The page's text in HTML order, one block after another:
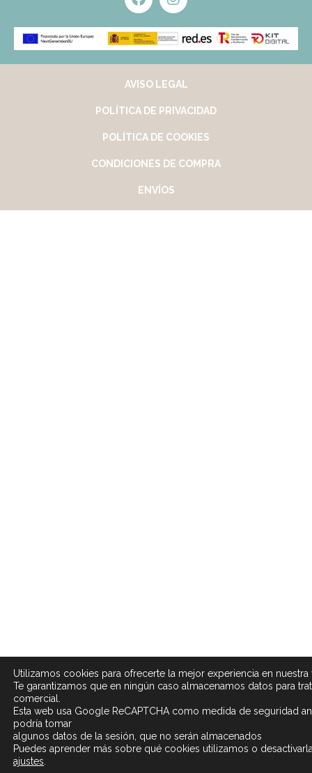
AVISO LEGAL
POLÍTICA DE PRIVACIDAD
POLÍTICA DE COOKIES
CONDICIONES DE COMPRA
ENVÍOS
Utilizamos cookies para ofrecerte la mejor experiencia en nuestra
Te garantizamos que en ningún caso almacenamos datos para
comercial.
Esta web usa Google ReCAPTCHA como medida de seguridad
podría tomar
algunos datos de la sesión, que no serán almacenados
Puedes aprender más sobre qué cookies utilizamos o
ajustes